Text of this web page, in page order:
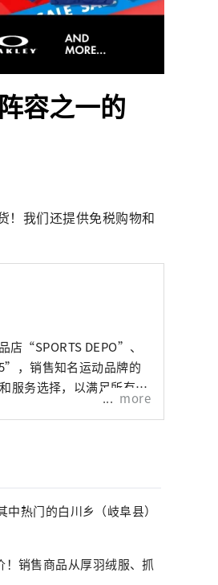
容之一的
！我们还提供免税购物和
店“SPORTS DEPO”、
，销售知名运动品牌的
服务选择，以满足所有运
more
热门的白川乡（岐阜县）
销售商品从厚羽绒服、抓